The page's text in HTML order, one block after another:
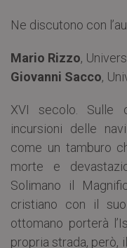
Ne discutono con
Mario Rizzo,
Giovanni Sacco,
XVI secolo. Sulle
incursioni delle
come un tamburo
morte e
Solimano il
cristiano con il
ottomano porterà
propria strada, però,